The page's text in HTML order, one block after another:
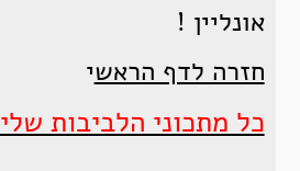
אונליין !
חזרה לדף הראשי
כל מתכוני הלביבות שלי